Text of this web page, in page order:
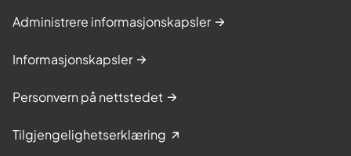
Administrere informasjonskapsler
Informasjonskapsler
Personvern på nettstedet
Tilgjengelighetserklæring